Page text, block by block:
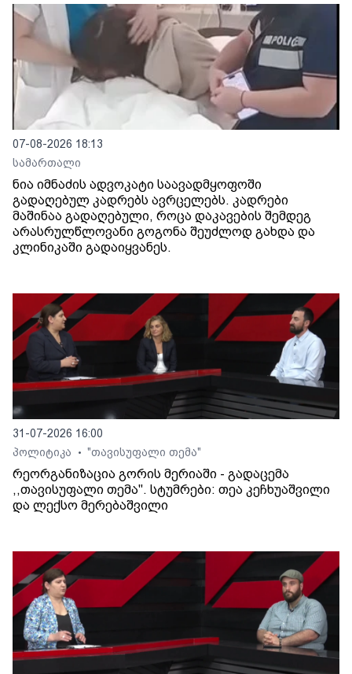
07-08-2026 18:13
სამართალი
ნია იმნაძის ადვოკატი საავადმყოფოში
გადაღებულ კადრებს ავრცელებს. კადრები
მაშინაა გადაღებული, როცა დაკავების შემდეგ
არასრულწლოვანი გოგონა შეუძლოდ გახდა და
კლინიკაში გადაიყვანეს.
31-07-2026 16:00
პოლიტიკა
• "თავისუფალი თემა"
რეორგანიზაცია გორის მერიაში - გადაცემა
,,თავისუფალი თემა". სტუმრები: თეა კეჩხუაშვილი
და ლექსო მერებაშვილი